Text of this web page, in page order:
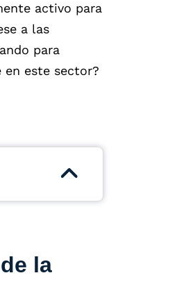
activo para
a las
para
en este sector?
la